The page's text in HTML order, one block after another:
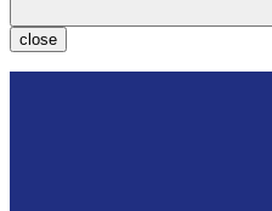
close